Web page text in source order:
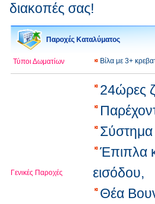
διακοπές σας!
Παροχές Καταλύματος
Τύποι Δωματίων Βίλα με 3+
Γενικές Παροχές
24ώρες
Έπιπλα
εισόδου,
Θέα